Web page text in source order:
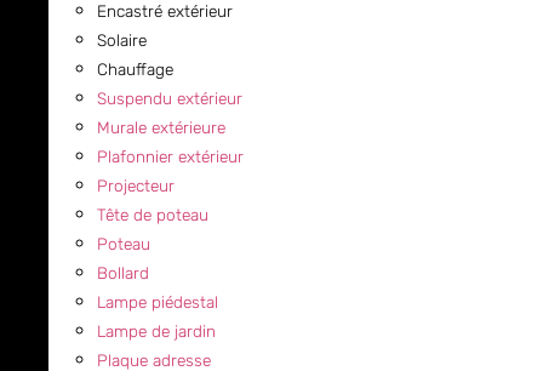
Encastré extérieur
Solaire
Chauffage
Suspendu extérieur
Murale extérieure
Plafonnier extérieur
Projecteur
Tête de poteau
Poteau
Bollard
Lampe piédestal
Lampe de jardin
Plaque adresse